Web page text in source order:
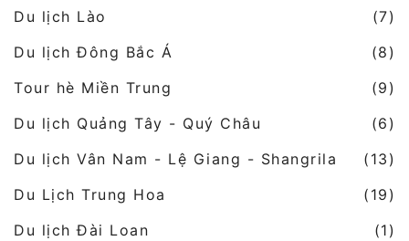
Du lịch Lào
(7)
Du lịch Đông Bắc Á
(8)
Tour hè Miền Trung
(9)
Du lịch Quảng Tây - Quý Châu
(6)
Du lịch Vân Nam - Lệ Giang - Shangrila
(13)
Du Lịch Trung Hoa
(19)
Du lịch Đài Loan
(1)